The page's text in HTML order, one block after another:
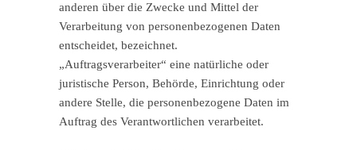
anderen über die Zwecke und Mittel der
Verarbeitung von personenbezogenen Daten
entscheidet, bezeichnet.
„Auftragsverarbeiter“ eine natürliche oder
juristische Person, Behörde, Einrichtung oder
andere Stelle, die personenbezogene Daten im
Auftrag des Verantwortlichen verarbeitet.